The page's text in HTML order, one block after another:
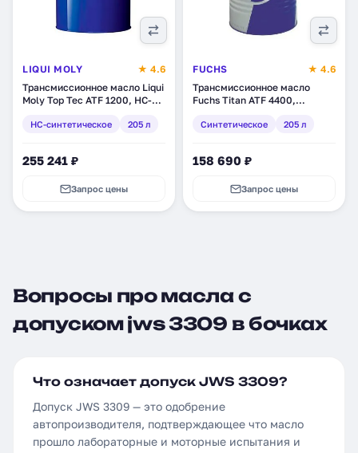
LIQUI MOLY
★ 4.6
Трансмиссионное масло Liqui
Moly Top Tec ATF 1200, НС-
HC-синтетическое 205 л
255 241 ₽
Запрос цены
FUCHS
★ 4.6
Трансмиссионное масло
Fuchs Titan ATF 4400,
(600700911)
Синтетическое 205 л
158 690 ₽
Запрос цены
Вопросы про масла с
допуском jws 3309 в бочках
Что означает допуск JWS 3309?
Допуск JWS 3309 — это одобрение
автопроизводителя, подтверждающее что масло
прошло лабораторные и моторные испытания и